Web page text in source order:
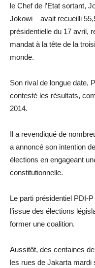
le Chef de l’Etat sortant,
Jokowi – avait recueilli
présidentielle du 17 avril,
mandat à la tête de la
monde.
Son rival de longue date,
contesté les résultats,
2014.
Il a revendiqué de
a annoncé son intention
élections en engageant
constitutionnelle.
Le parti présidentiel PDI-
l’issue des élections
former une coalition.
Aussitôt, des centaines
les rues de Jakarta mardi